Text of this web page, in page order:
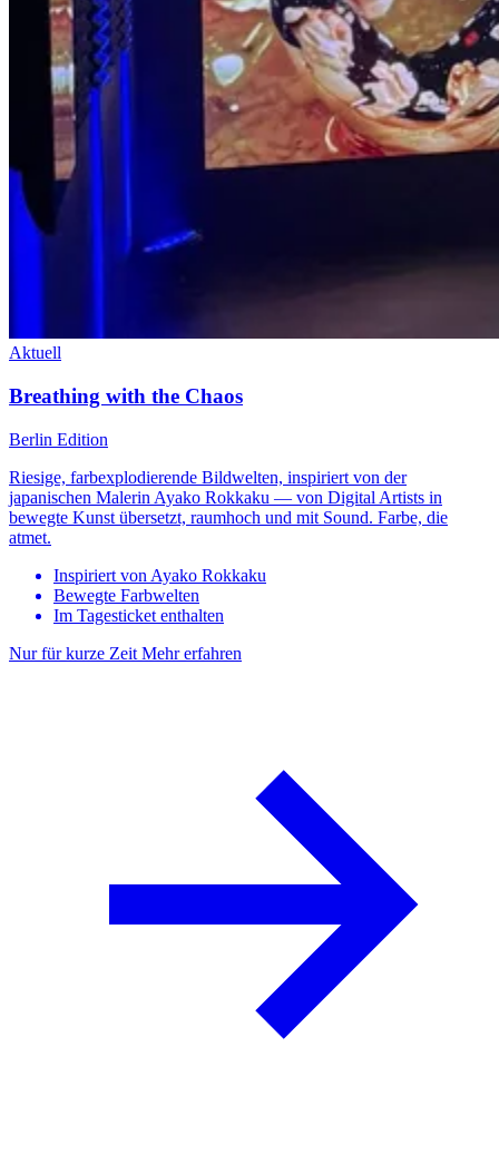
Aktuell
Breathing with the Chaos
Berlin Edition
Riesige, farbexplodierende Bildwelten, inspiriert von der
japanischen Malerin Ayako Rokkaku — von Digital Artists in
bewegte Kunst übersetzt, raumhoch und mit Sound. Farbe, die
atmet.
Inspiriert von Ayako Rokkaku
Bewegte Farbwelten
Im Tagesticket enthalten
Nur für kurze Zeit Mehr erfahren